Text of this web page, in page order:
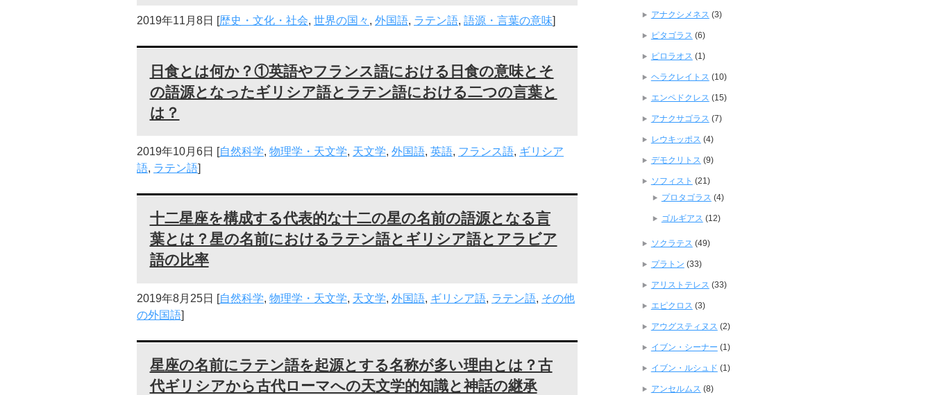
2019年11月8日 [歴史・文化・社会, 世界の国々 , 外国語, ラテン語, 語源・言葉の意味]
日食とは何か？①英語やフランス語における日食の意味とそ
の語源となったギリシア語とラテン語における二つの言葉と
は？
2019年10月6日 [自然科学, 物理学・天文学, 天文学, 外国語, 英語, フランス語, ギリシア
語, ラテン語]
十二星座を構成する代表的な十二の星の名前の語源となる言
葉とは？星の名前におけるラテン語とギリシア語とアラビア
語の比率
2019年8月25日 [自然科学, 物理学・天文学, 天文学, 外国語, ギリシア語, ラテン語, その他
の外国語]
星座の名前にラテン語を起源とする名称が多い理由とは？古
代ギリシアから古代ローマへの天文学的知識と神話の継承
アナクシメネス (3)
ピタゴラス (6)
ピロラオス (1)
ヘラクレイトス (10)
エンペドクレス (15)
アナクサゴラス (7)
レウキッポス (4)
デモクリトス (9)
ソフィスト (21)
プロタゴラス (4)
ゴルギアス (12)
ソクラテス (49)
プラトン (33)
アリストテレス (33)
エピクロス (3)
アウグスティヌス (2)
イブン・シーナー (1)
イブン・ルシュド (1)
アンセルムス (8)